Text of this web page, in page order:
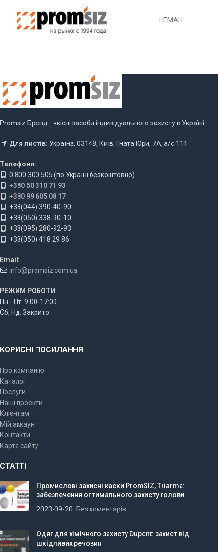
НЕМАН
Promsiz Бренд - якісні засоби індивідуального захисту в Україні.
Для листів: Україна, 03148, Київ, Гната Юри, 7А, а/с 114
Телефони:
0 800 300 505 (по Україні безкоштовно)
+380 50 310 71 93
+380 99 605 08 17
+38(044) 390-40-90
+38(050) 338-90-10
+38(095) 280-92-93
+38(050) 418 29 86
Email:
info@promsiz.com.ua
РЕЖИМ РОБОТИ
Пн - Пт: 9:00-17:00
Сб, Нд: Закрито
КОРИСНІ ПОСИЛАННЯ
Про компанію
Каталог
Послуги
Наші проекти
Клієнтам
Мій аккаунт
Контакти
Карта сайту
СТАТТІ
Промислові захисні каски PromSIZ, Triarma:
забезпечення оптимального захисту голови
2023-09-20
Без коментарів
Одяг для хімічного захисту Dupont: захист від
шкідливих речовин